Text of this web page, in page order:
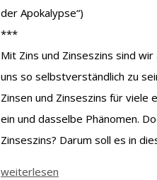
der Apokalypse“)
***
Mit Zins und Zinseszins sind
uns so selbstverständlich zu
Zinsen und Zinseszins für viele
ein und dasselbe Phänomen.
Zinseszins? Darum soll es in
weiterlesen